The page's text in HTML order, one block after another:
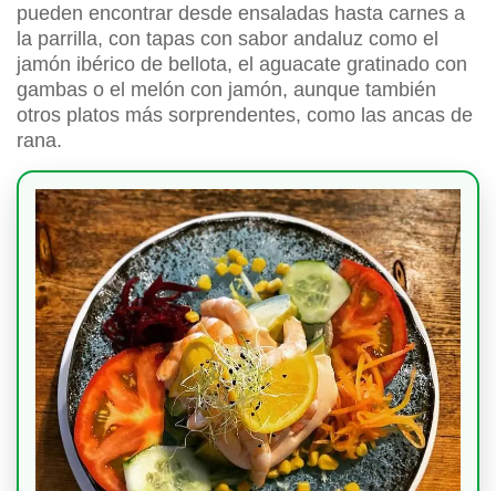
pueden encontrar desde ensaladas hasta carnes a
la parrilla, con tapas con sabor andaluz como el
jamón ibérico de bellota, el aguacate gratinado con
gambas o el melón con jamón, aunque también
otros platos más sorprendentes, como las ancas de
rana.